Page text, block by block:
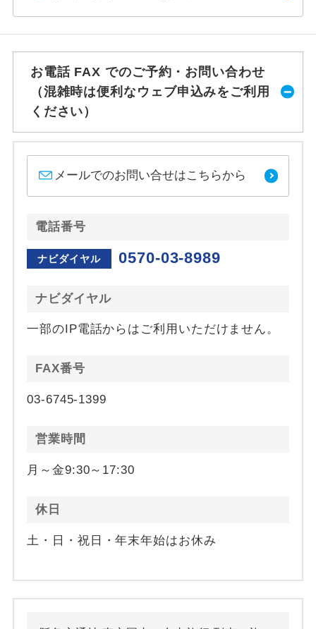
お電話 FAX でのご予約・お問い合わせ
（混雑時は便利なウェブ申込みをご利用
ください）
メールでのお問い合せはこちらから
電話番号
ナビダイヤル 0570-03-8989
ナビダイヤル
一部のIP電話からはご利用いただけません。
FAX番号
03-6745-1399
営業時間
月～金9:30～17:30
休日
土・日・祝日・年末年始はお休み